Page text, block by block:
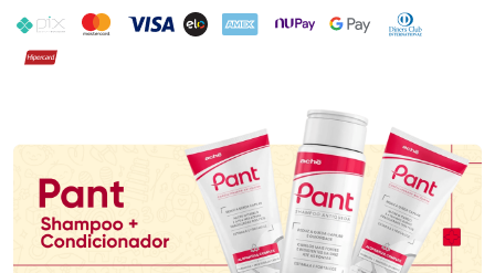
PIX MasterCard
VISA ELO AMEX NuPay Google PayDiners Club
Hipercard
Promoção em Destaque